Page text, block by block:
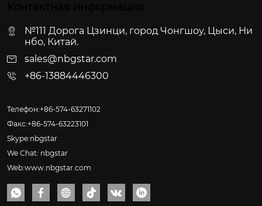
№111 Дорога Цзинци, город Чонгшоу, Цыси, Ни
нбо, Китай.
sales@nbgstar.com
+86-13884446300
Телефон:+86-574-63271102
Факс:+86-574-63223101
Skype:nbgstar
We Chat: nbgstar
Web:www.nbgstar.com
     